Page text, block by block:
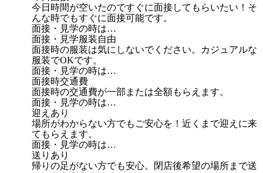
今日時間が空いたのですぐに面接してもらいたい！そ
んな時でもすぐに面接可能です。
面接・見学の時は…
面接・見学服装自由
面接時の服装は気にしないでください。カジュアルな
服装でOKです。
面接・見学の時は…
面接時交通費
面接時の交通費が一部または全額もらえます。
面接・見学の時は…
迎えあり
場所がわからない方でもご安心を！近くまで迎えに来
てもらえます。
面接・見学の時は…
送りあり
帰りの足がない方でも安心。閉店後希望の場所まで送